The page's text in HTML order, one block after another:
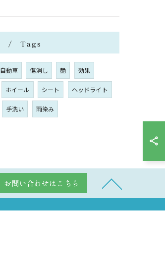
Tags
自動車 傷消し 艶 効果
ホイール シート ヘッドライト
手洗い 雨染み
お問い合わせはこちら